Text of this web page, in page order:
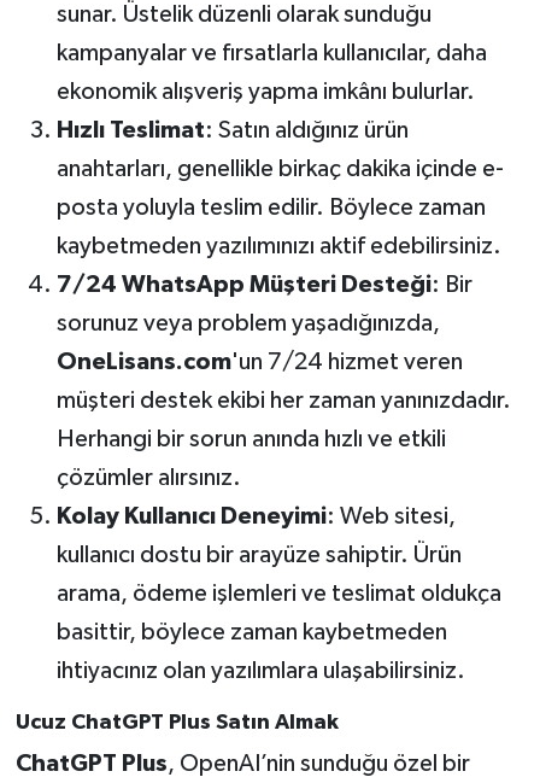
sunar. Üstelik düzenli olarak sunduğu
kampanyalar ve fırsatlarla kullanıcılar, daha
ekonomik alışveriş yapma imkânı bulurlar.
Hızlı Teslimat: Satın aldığınız ürün
anahtarları, genellikle birkaç dakika içinde e-
posta yoluyla teslim edilir. Böylece zaman
kaybetmeden yazılımınızı aktif edebilirsiniz.
7/24 WhatsApp Müşteri Desteği: Bir
sorunuz veya problem yaşadığınızda,
OneLisans.com'un 7/24 hizmet veren
müşteri destek ekibi her zaman yanınızdadır.
Herhangi bir sorun anında hızlı ve etkili
çözümler alırsınız.
Kolay Kullanıcı Deneyimi: Web sitesi,
kullanıcı dostu bir arayüze sahiptir. Ürün
arama, ödeme işlemleri ve teslimat oldukça
basittir, böylece zaman kaybetmeden
ihtiyacınız olan yazılımlara ulaşabilirsiniz.
Ucuz ChatGPT Plus Satın Almak
ChatGPT Plus, OpenAI’nin sunduğu özel bir